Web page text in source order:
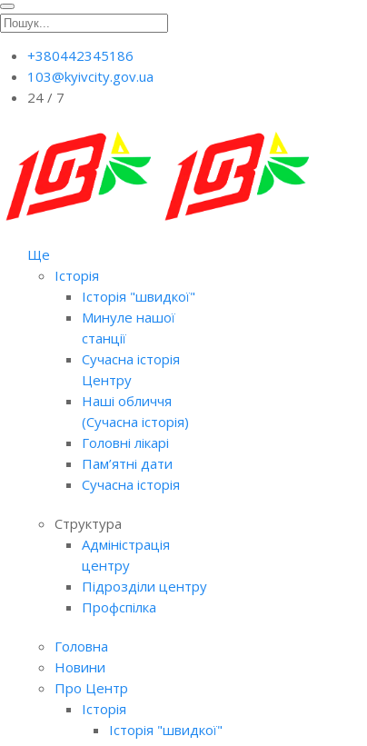
+380442345186
103@kyivcity.gov.ua
24 / 7
Ще
Історія
Історія "швидкої"
Минуле нашої
станції
Сучасна історія
Центру
Наші обличчя
(Сучасна історія)
Головні лікарі
Пам’ятні дати
Сучасна історія
Структура
Адміністрація
центру
Підрозділи центру
Профспілка
Головна
Новини
Про Центр
Історія
Історія "швидкої"